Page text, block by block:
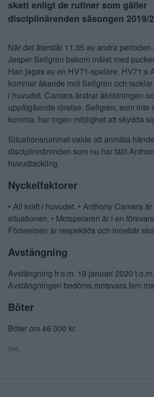
skett enligt de rutiner som gäller
disciplinärenden säsongen 2019/
När det återstår 11.35 av andra perioden
Jesper Sellgren bakom målet med
Han jagas av en HV71-spelare. HV71:s
kommer åkande mot Sellgren och
i huvudet. Camara ändrar åkriktningen
uppåtgående rörelse. Sellgren, som inte
komma, har ingen möjlighet att skydda
Situationsrummet valde att anmäla
disciplinnämnden som nu har fällt
huvudtackling.
Nyckelfaktorer
• All kraft i huvudet. • Anthony Camara
situationen. • Motspelaren är i en
Förseelsen är respektlös och innebär
Avstängning
Avstängning fr.o.m. 19 januari 2020
Avstängningen bedöms motsvara fem
Böter
Böter om 46 000 kr.
SHL